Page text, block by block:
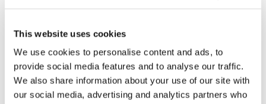
This website uses cookies
We use cookies to personalise content and ads, to
provide social media features and to analyse our traffic.
We also share information about your use of our site with
our social media, advertising and analytics partners who
Farben und Verantwortung bei Spielzeug
Kinderherzen schlagen höher, wenn sie unter dem Tannenbaum
bunte Spielsachen finden. Ob Puppenhaus, Bauklötze oder
Brettspiele für Jung und Alt: Spiele und Spielgeräte wirken erst